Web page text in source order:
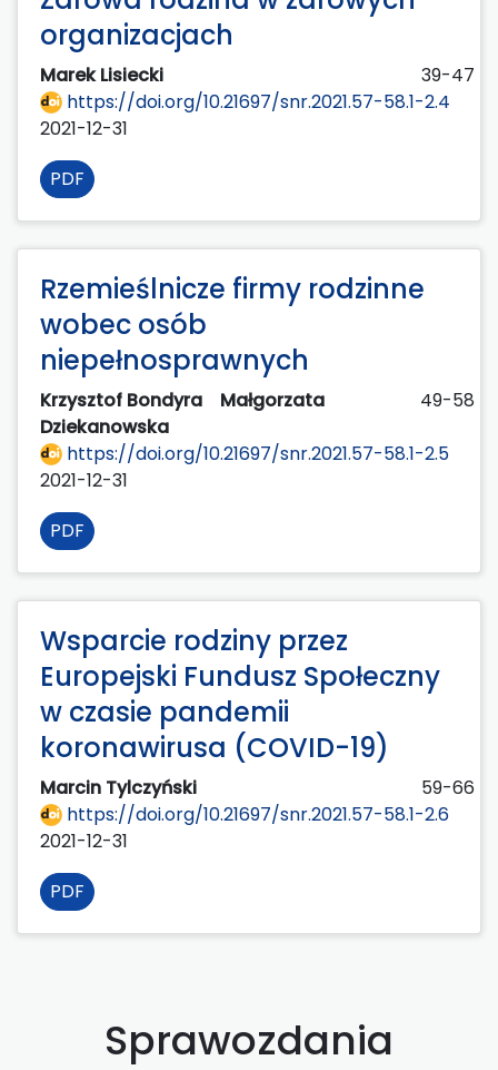
organizacjach
Marek Lisiecki
39-47
https://doi.org/10.21697/snr.2021.57-58.1-2.4
2021-12-31
PDF
Rzemieślnicze firmy rodzinne
wobec osób
niepełnosprawnych
Krzysztof Bondyra
Małgorzata
Dziekanowska
49-58
https://doi.org/10.21697/snr.2021.57-58.1-2.5
2021-12-31
PDF
Wsparcie rodziny przez
Europejski Fundusz Społeczny
w czasie pandemii
koronawirusa (COVID-19)
Marcin Tylczyński
59-66
https://doi.org/10.21697/snr.2021.57-58.1-2.6
2021-12-31
PDF
Sprawozdania